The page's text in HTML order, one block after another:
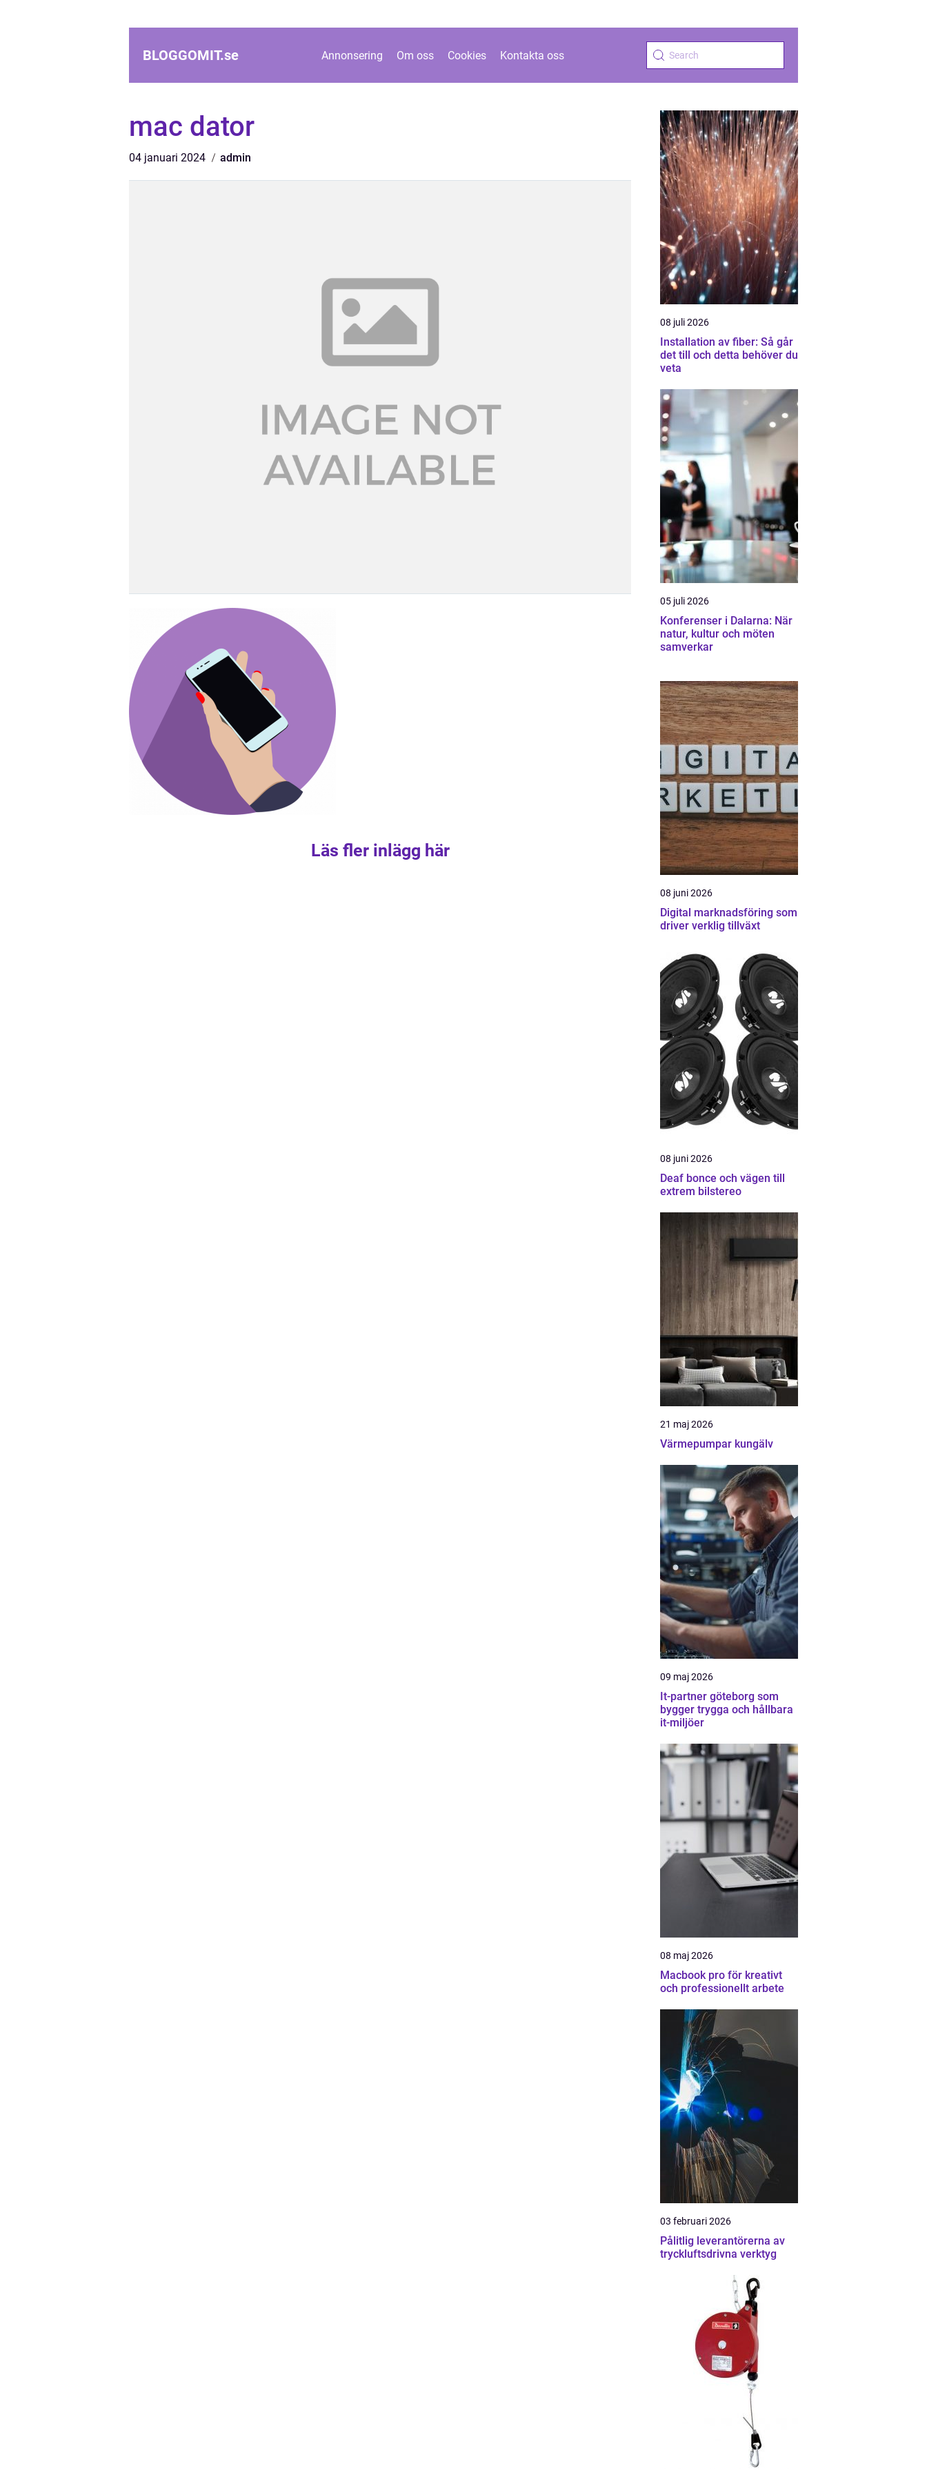
BLOGGOMIT.se Annonsering Om oss Cookies Kontakta oss
mac dator
04 januari 2024 admin
Läs fler inlägg här
08 juli 2026
Installation av fiber: Så går
det till och detta behöver du
veta
05 juli 2026
Konferenser i Dalarna: När
natur, kultur och möten
samverkar
08 juni 2026
Digital marknadsföring som
driver verklig tillväxt
08 juni 2026
Deaf bonce och vägen till
extrem bilstereo
21 maj 2026
Värmepumpar kungälv
09 maj 2026
It-partner göteborg som
bygger trygga och hållbara
it-miljöer
08 maj 2026
Macbook pro för kreativt
och professionellt arbete
03 februari 2026
Pålitlig leverantörerna av
tryckluftsdrivna verktyg